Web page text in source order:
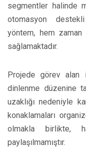
segmentler halinde
otomasyon
yöntem, hem
sağlamaktadır.
Projede görev alan
dinlenme düzenine
uzaklığı nedeniyle
konaklamaları
olmakla birlikte,
paylaşılmamıştır.